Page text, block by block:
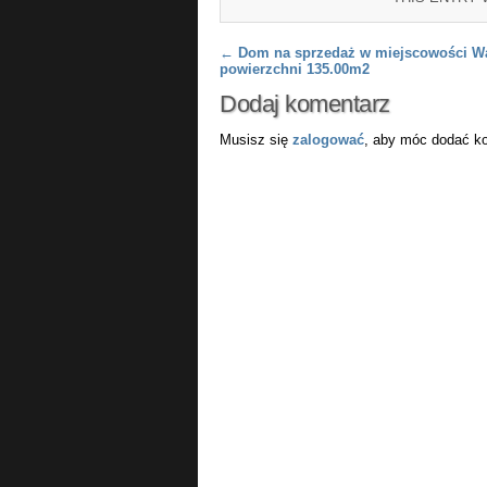
Post navigation
← Dom na sprzedaż w miejscowości
powierzchni 135.00m2
Dodaj komentarz
Musisz się zalogować, aby móc dodać